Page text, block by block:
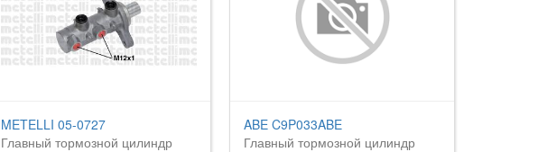
METELLI 05-0727
Главный тормозной цилиндр
ABE C9P033ABE
Главный тормозной цилиндр